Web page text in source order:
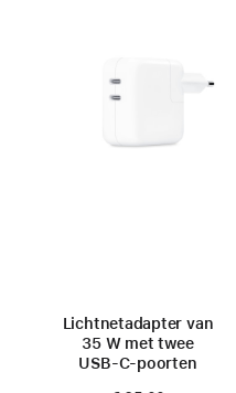
Lichtnetadapter van
35 W met twee
USB‑C-poorten